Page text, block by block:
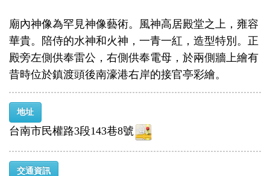
廟內神像為罕見神像藝術。風神高居殿堂之上，雍容
華貴。陪侍的水神和火神，一青一紅，造型特別。正
殿旁左側供奉雷公，右側供奉電母，於兩側牆上繪有
昔時位於鎮渡頭後南濠港右岸的接官亭彩繪。
地址
台南市民權路3段143巷8號
交通資訊